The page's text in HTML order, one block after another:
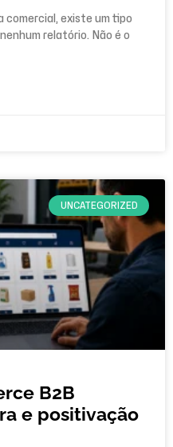
comercial, existe um tipo
relatório. Não é o
UNCATEGORIZED
B2B
e positivação